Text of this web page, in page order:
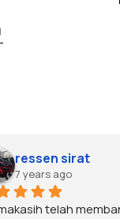
ressen sirat
7 years ago
telah